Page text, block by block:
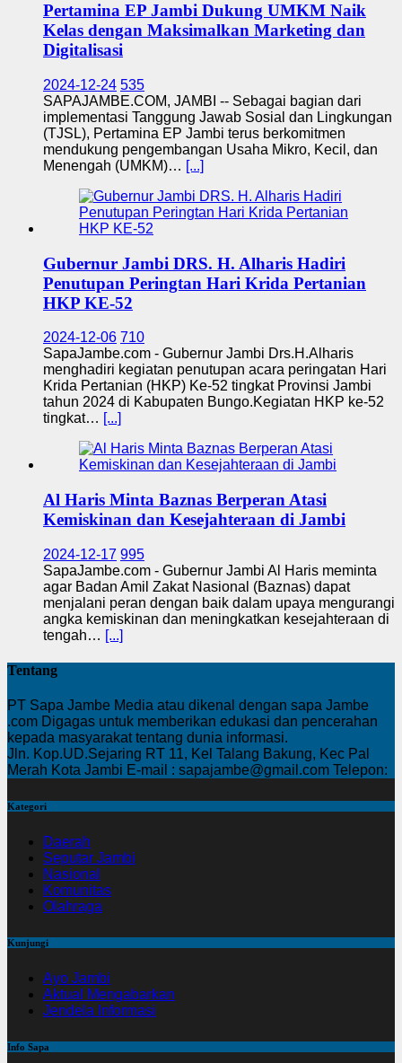
Pertamina EP Jambi Dukung UMKM Naik
Kelas dengan Maksimalkan Marketing dan
Digitalisasi
2024-12-24 535
SAPAJAMBE.COM, JAMBI -- Sebagai bagian dari
implementasi Tanggung Jawab Sosial dan Lingkungan
(TJSL), Pertamina EP Jambi terus berkomitmen
mendukung pengembangan Usaha Mikro, Kecil, dan
Menengah (UMKM)… [...]
Gubernur Jambi DRS. H. Alharis Hadiri
Penutupan Peringtan Hari Krida Pertanian
HKP KE-52
2024-12-06 710
SapaJambe.com - Gubernur Jambi Drs.H.Alharis
menghadiri kegiatan penutupan acara peringatan Hari
Krida Pertanian (HKP) Ke-52 tingkat Provinsi Jambi
tahun 2024 di Kabupaten Bungo.Kegiatan HKP ke-52
tingkat… [...]
Al Haris Minta Baznas Berperan Atasi
Kemiskinan dan Kesejahteraan di Jambi
2024-12-17 995
SapaJambe.com - Gubernur Jambi Al Haris meminta
agar Badan Amil Zakat Nasional (Baznas) dapat
menjalani peran dengan baik dalam upaya mengurangi
angka kemiskinan dan meningkatkan kesejahteraan di
tengah… [...]
Tentang
PT Sapa Jambe Media atau dikenal dengan sapa Jambe
.com Digagas untuk memberikan edukasi dan pencerahan
kepada masyarakat tentang dunia informasi.
Jln. Kop.UD.Sejaring RT 11, Kel Talang Bakung, Kec Pal
Merah Kota Jambi E-mail : sapajambe@gmail.com Telepon:
Kategori
Daerah
Seputar Jambi
Nasional
Komunitas
Olahraga
Kunjungi
Ayo Jambi
Aktual Mengabarkan
Jendela Informasi
Info Sapa